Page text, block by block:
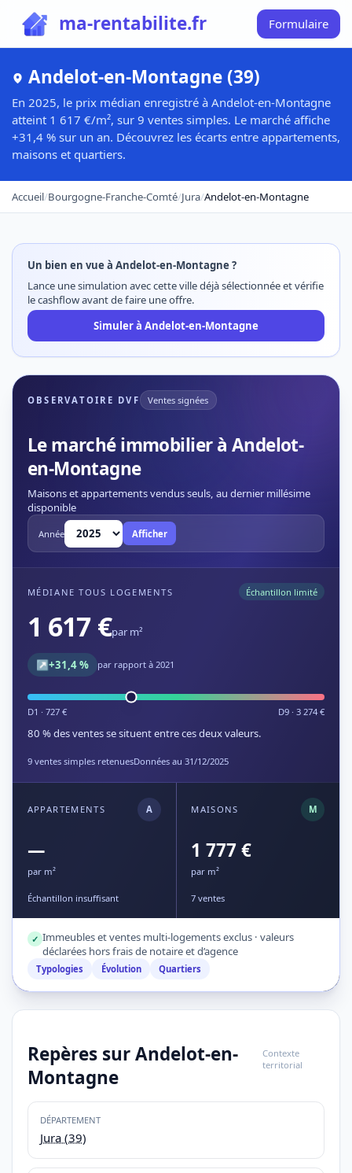
ma-rentabilite.fr Formulaire
Andelot-en-Montagne (39)
En 2025, le prix médian enregistré à Andelot-en-Montagne
atteint 1 617 €/m², sur 9 ventes simples. Le marché affiche
+31,4 % sur un an. Découvrez les écarts entre appartements,
maisons et quartiers.
Accueil/Bourgogne-Franche-Comté/Jura/Andelot-en-Montagne
Un bien en vue à Andelot-en-Montagne ?
Lance une simulation avec cette ville déjà sélectionnée et vérifie
le cashflow avant de faire une offre.
Simuler à Andelot-en-Montagne
OBSERVATOIRE DVF Ventes signées
Le marché immobilier à Andelot-
en-Montagne
Maisons et appartements vendus seuls, au dernier millésime
disponible
Année Afficher
MÉDIANE TOUS LOGEMENTS Échantillon limité
1 617 €par m²
↗+31,4 % par rapport à 2021
D1 · 727 € D9 · 3 274 €
80 % des ventes se situent entre ces deux valeurs.
9 ventes simples retenuesDonnées au 31/12/2025
APPARTEMENTS A
—
par m²
Échantillon insuffisant
MAISONS M
1 777 €
par m²
7 ventes
✓ Immeubles et ventes multi-logements exclus · valeurs
déclarées hors frais de notaire et d’agence
Typologies Évolution Quartiers
Repères sur Andelot-en-
Montagne
Contexte
territorial
DÉPARTEMENT
Jura (39)